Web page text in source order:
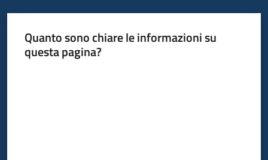
Quanto sono chiare le informazioni su
questa pagina?